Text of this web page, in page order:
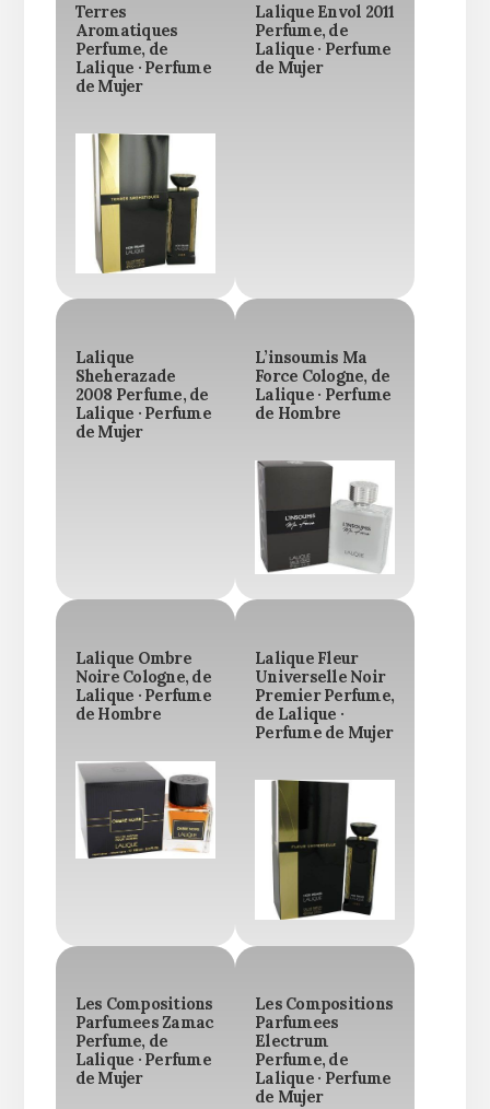
Terres
Aromatiques
Perfume, de
Lalique · Perfume
de Mujer
Lalique Envol 2011
Perfume, de
Lalique · Perfume
de Mujer
Lalique
Sheherazade
2008 Perfume, de
Lalique · Perfume
de Mujer
L’insoumis Ma
Force Cologne, de
Lalique · Perfume
de Hombre
Lalique Ombre
Noire Cologne, de
Lalique · Perfume
de Hombre
Lalique Fleur
Universelle Noir
Premier Perfume,
de Lalique ·
Perfume de Mujer
Les Compositions
Parfumees Zamac
Perfume, de
Lalique · Perfume
de Mujer
Les Compositions
Parfumees
Electrum
Perfume, de
Lalique · Perfume
de Mujer